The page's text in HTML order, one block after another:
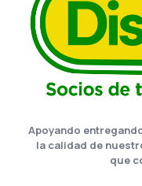
Apoyando
la calidad de
que